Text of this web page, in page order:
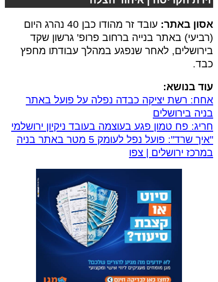
אסון באתר:
עובד זר מהודו כבן 40 נהרג היום
(רביעי) באתר בנייה ברחוב פרופ' גרשון שקד
בירושלים, לאחר שנפגע במהלך עבודתו מחפץ
כבד.
עוד בנושא:
אחח: רשת יציקה כבדה נפלה על פועל באתר
בניה בירושלים
חריג: פח טמון פגע בעוצמה בעובד ניקיון ירושלמי
"איך שרד": פועל נפל לעומק 5 מטר באתר בניה
במרכז ירושלים | צפו